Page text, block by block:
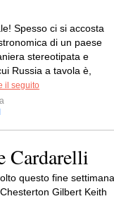
Spesso ci si accosta
di un paese
stereotipata e
Russia a tavola è,
il seguito
Cardarelli
questo fine settimana
Gilbert Keith